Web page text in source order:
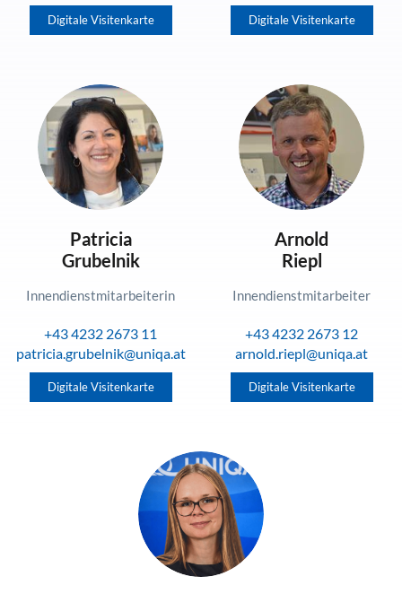
Digitale Visitenkarte Digitale Visitenkarte
Patricia
Grubelnik
Innendienstmitarbeiterin
+43 4232 2673 11
patricia.grubelnik@uniqa.at
Digitale Visitenkarte
Arnold
Riepl
Innendienstmitarbeiter
+43 4232 2673 12
arnold.riepl@uniqa.at
Digitale Visitenkarte